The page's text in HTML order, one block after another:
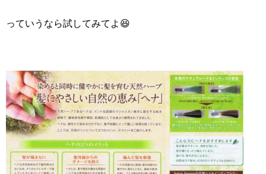
っていうなら試してみてよ😆